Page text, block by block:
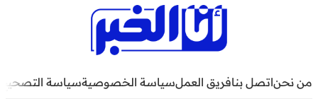
من نحناتصل بنافريق العملسياسة الخصوصيةسياسة التصحيح